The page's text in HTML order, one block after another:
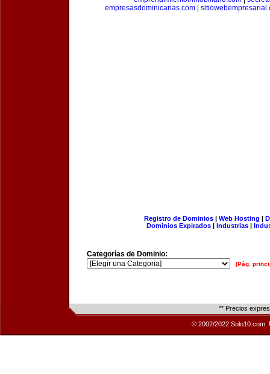
empresasdominicanas.com|
Registro de Dominios| Web Hosting |
Dominios Expirados | Industrias |
Categorías de Dominio:
[Pág.
** Precios
© 2002/2022 Solo10.com